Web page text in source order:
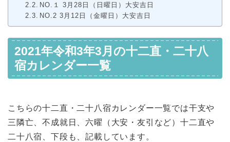
NO.１ 3月28日（日曜日）大安吉日
NO.2 3月12日（金曜日）大安吉日
2021年令和3年3月の十二直・二十八
宿カレンダー一覧
こちらの十二直・二十八宿カレンダー一覧では干支や
三隣亡、不成就日、六曜（大安・友引など）十二直や
二十八宿、下段も、記載しています。